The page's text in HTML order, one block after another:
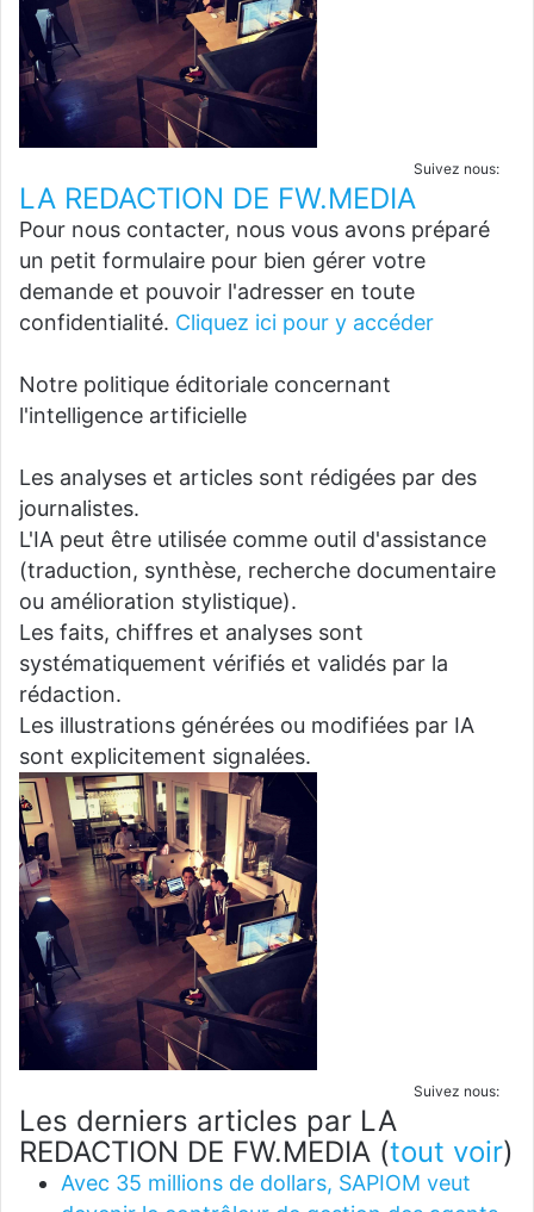
Suivez nous:
LA REDACTION DE FW.MEDIA
Pour nous contacter, nous vous avons préparé
un petit formulaire pour bien gérer votre
demande et pouvoir l'adresser en toute
confidentialité. Cliquez ici pour y accéder
Notre politique éditoriale concernant
l'intelligence artificielle
Les analyses et articles sont rédigées par des
journalistes.
L'IA peut être utilisée comme outil d'assistance
(traduction, synthèse, recherche documentaire
ou amélioration stylistique).
Les faits, chiffres et analyses sont
systématiquement vérifiés et validés par la
rédaction.
Les illustrations générées ou modifiées par IA
sont explicitement signalées.
Suivez nous:
Les derniers articles par LA
REDACTION DE FW.MEDIA (tout voir)
Avec 35 millions de dollars, SAPIOM veut